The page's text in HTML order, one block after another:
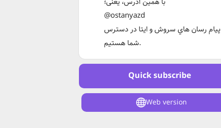
@ostanyazd
رسان هاي سروش و ایتا در دسترس
شما هستیم.
Quick subscribe
Web version